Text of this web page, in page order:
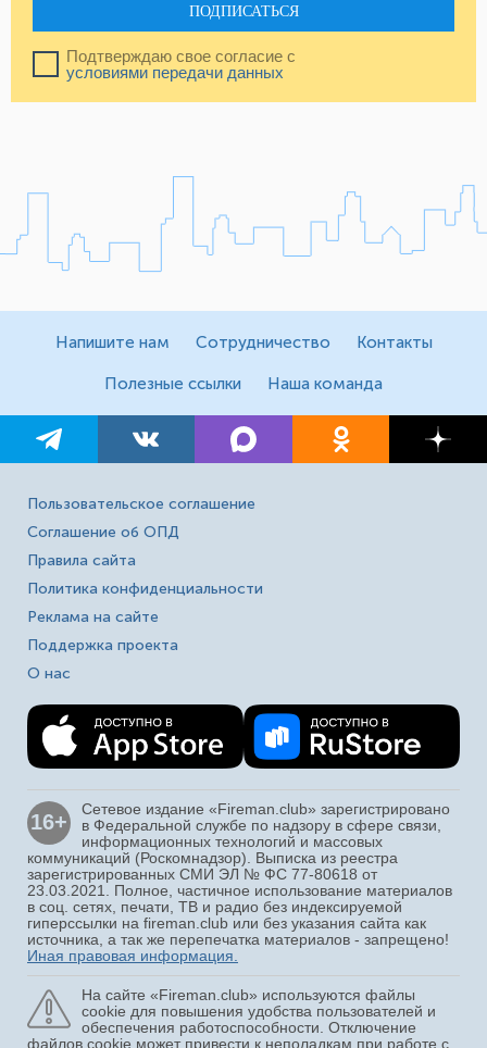
ПОДПИСАТЬСЯ
Подтверждаю свое согласие с
условиями передачи данных
Напишите нам Сотрудничество Контакты
Полезные ссылки Наша команда
Пользовательское соглашение
Соглашение об ОПД
Правила сайта
Политика конфиденциальности
Реклама на сайте
Поддержка проекта
О нас
16+
Сетевое издание «Fireman.club» зарегистрировано
в Федеральной службе по надзору в сфере связи,
информационных технологий и массовых
коммуникаций (Роскомнадзор). Выписка из реестра
зарегистрированных СМИ ЭЛ № ФС 77-80618 от
23.03.2021. Полное, частичное использование материалов
в соц. сетях, печати, ТВ и радио без индексируемой
гиперссылки на fireman.club или без указания сайта как
источника, а так же перепечатка материалов - запрещено!
Иная правовая информация.
На сайте «Fireman.club» используются файлы
cookie для повышения удобства пользователей и
обеспечения работоспособности. Отключение
файлов cookie может привести к неполадкам при работе с